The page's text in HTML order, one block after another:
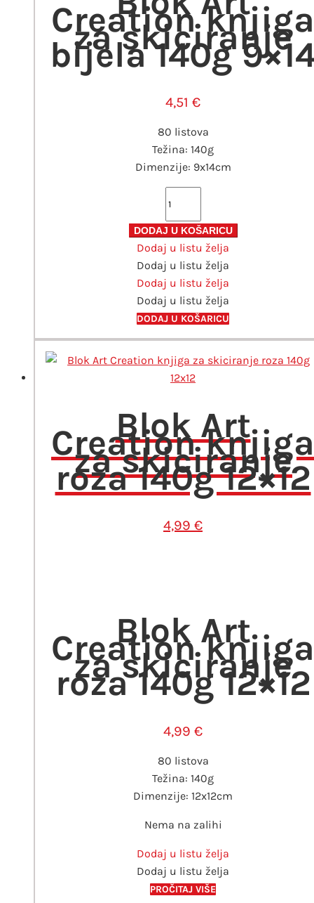
Creation knjiga
za skiciranje
bijela 140g
4,51 €
80 listova
Težina: 140g
Dimenzije: 9x14cm
Creation
knjiga
za
skiciranje
bijela
140g
9x14
količina
DODAJ U KOŠARICU
Dodaj u listu želja
Dodaj u listu želja
Dodaj u listu želja
Dodaj u listu želja
DODAJ U KOŠARICU
Blok Art
Creation knjiga
za skiciranje
roza 140g 12×12
4,99 €
Blok Art
Creation knjiga
za skiciranje
roza 140g 12×12
4,99 €
80 listova
Težina: 140g
Dimenzije: 12x12cm
Nema na zalihi
Dodaj u listu želja
Dodaj u listu želja
PROČITAJ VIŠE